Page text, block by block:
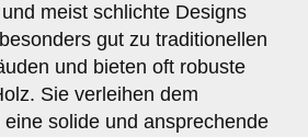
meist schlichte Designs
gut zu traditionellen
und bieten oft robuste
Sie verleihen dem
solide und ansprechende